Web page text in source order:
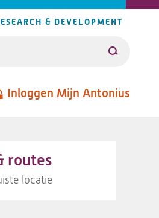
& DEVELOPMENT
Zoeken
Inloggen Mijn Antonius
routes
locatie